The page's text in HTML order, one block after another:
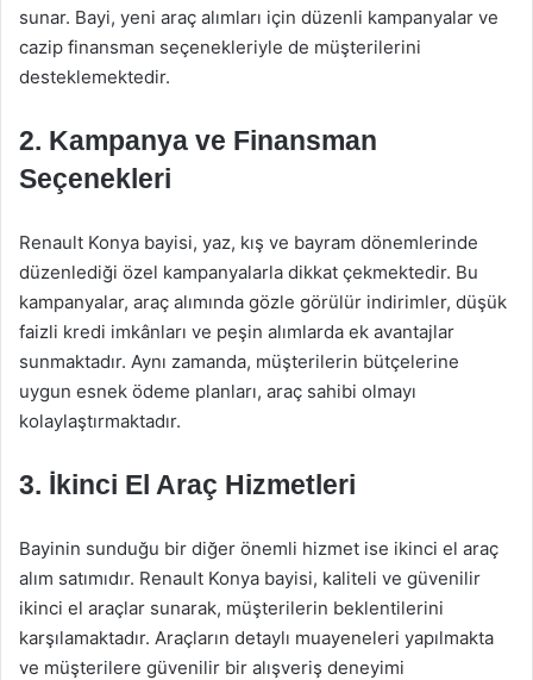
sunar. Bayi, yeni araç alımları için düzenli kampanyalar ve
cazip finansman seçenekleriyle de müşterilerini
desteklemektedir.
2. Kampanya ve Finansman
Seçenekleri
Renault Konya bayisi, yaz, kış ve bayram dönemlerinde
düzenlediği özel kampanyalarla dikkat çekmektedir. Bu
kampanyalar, araç alımında gözle görülür indirimler, düşük
faizli kredi imkânları ve peşin alımlarda ek avantajlar
sunmaktadır. Aynı zamanda, müşterilerin bütçelerine
uygun esnek ödeme planları, araç sahibi olmayı
kolaylaştırmaktadır.
3. İkinci El Araç Hizmetleri
Bayinin sunduğu bir diğer önemli hizmet ise ikinci el araç
alım satımıdır. Renault Konya bayisi, kaliteli ve güvenilir
ikinci el araçlar sunarak, müşterilerin beklentilerini
karşılamaktadır. Araçların detaylı muayeneleri yapılmakta
ve müşterilere güvenilir bir alışveriş deneyimi